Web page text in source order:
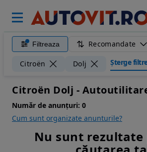
Filtreaza Recomandate
Citroën Dolj Șterge
Citroën Dolj -
Număr de anunțuri: 0
Cum sunt organizate anunturile?
Nu sunt rezultate